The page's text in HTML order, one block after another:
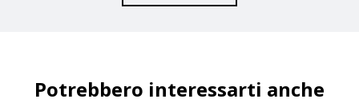
Potrebbero interessarti anche